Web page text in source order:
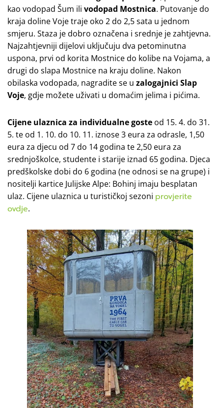
kao vodopad Šum ili vodopad Mostnica. Putovanje do
kraja doline Voje traje oko 2 do 2,5 sata u jednom
smjeru. Staza je dobro označena i srednje je zahtjevna.
Najzahtjevniji dijelovi uključuju dva petominutna
uspona, prvi od korita Mostnice do kolibe na Vojama, a
drugi do slapa Mostnice na kraju doline. Nakon
obilaska vodopada, nagradite se u zalogajnici Slap
Voje, gdje možete uživati u domaćim jelima i pićima.
Cijene ulaznica za individualne goste od 15. 4. do 31.
5. te od 1. 10. do 10. 11. iznose 3 eura za odrasle, 1,50
eura za djecu od 7 do 14 godina te 2,50 eura za
srednjoškolce, studente i starije iznad 65 godina. Djeca
predškolske dobi do 6 godina (ne odnosi se na grupe) i
nositelji kartice Julijske Alpe: Bohinj imaju besplatan
ulaz. Cijene ulaznica u turističkoj sezoni provjerite
ovdje.